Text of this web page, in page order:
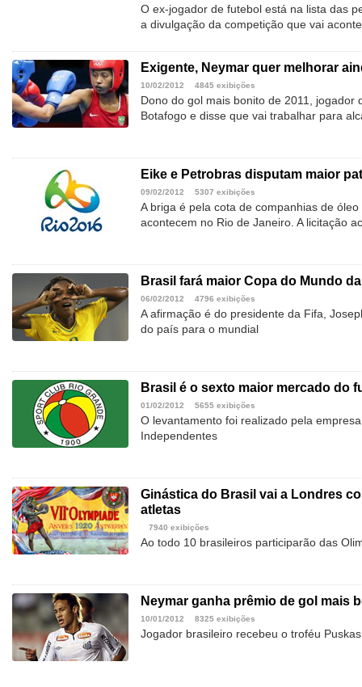
O ex-jogador de futebol está na lista das
a divulgação da competição que vai
Exigente, Neymar quer melhorar
10/02/2012 4845 exibições
Dono do gol mais bonito de 2011, jogador
Botafogo e disse que vai trabalhar para
Eike e Petrobras disputam maior
09/02/2012 5307 exibições
A briga é pela cota de companhias de
acontecem no Rio de Janeiro. A licitação
Brasil fará maior Copa do Mundo
06/02/2012 4796 exibições
A afirmação é do presidente da Fifa,
do país para o mundial
Brasil é o sexto maior mercado do
01/02/2012 5655 exibições
O levantamento foi realizado pela
Independentes
Ginástica do Brasil vai a Londres
atletas
7940 exibições
Ao todo 10 brasileiros participarão das
Neymar ganha prêmio de gol mais
10/01/2012 8325 exibições
Jogador brasileiro recebeu o troféu